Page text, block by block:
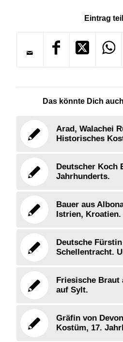
Eintrag
Das könnte Dich
Arad, Walachei
Historisches
Deutscher Koch
Jahrhunderts.
Bauer aus
Istrien, Kroatien.
Deutsche
Schellentracht.
Friesische Braut
auf Sylt.
Gräfin von
Kostüm, 17.